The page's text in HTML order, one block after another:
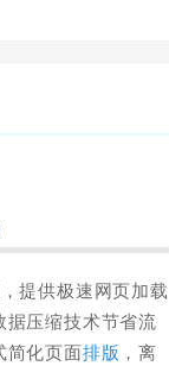
提供极速网页加载
据压缩技术节省流
简化页面排版 ，离